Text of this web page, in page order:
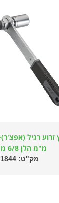
מ"מ הלן 6/8 מ"מ
מק"ט: 1844